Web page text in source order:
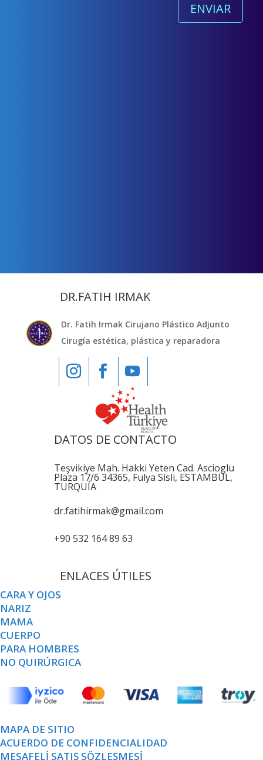
ENVIAR
DR.FATIH IRMAK
Dr. Fatih Irmak Cirujano Plástico Adjunto
Cirugía estética, plástica y reparadora
DATOS DE CONTACTO
Teşvikiye Mah. Hakki Yeten Cad. Ascioglu
Plaza 17/6 34365, Fulya Sisli, ESTAMBUL,
TURQUÍA
dr.fatihirmak@gmail.com
+90 532 164 89 63
ENLACES ÚTILES
CARA Y OJOS
NARIZ
MAMA
CUERPO
PARA HOMBRES
NO QUIRÚRGICA
MAPA DE SITIO
ACUERDO DE CONFIDENCIALIDAD
MESAFELİ SATIŞ SÖZLEŞMESİ